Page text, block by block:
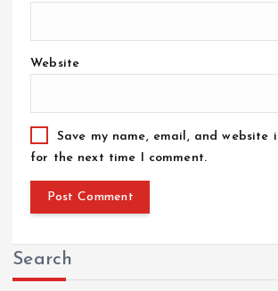
Website
Save my name, email, and website
for the next time I comment.
Search